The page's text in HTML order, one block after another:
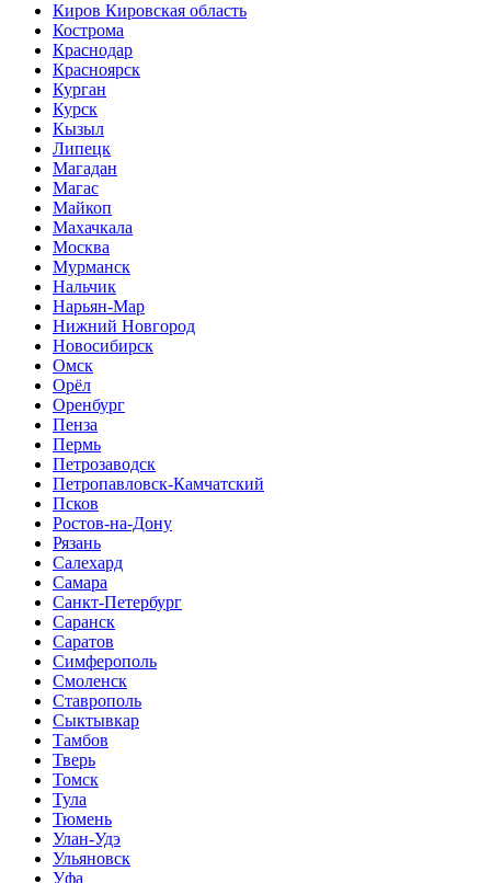
Киров Кировская область
Кострома
Краснодар
Красноярск
Курган
Курск
Кызыл
Липецк
Магадан
Магас
Майкоп
Махачкала
Москва
Мурманск
Нальчик
Нарьян-Мар
Нижний Новгород
Новосибирск
Омск
Орёл
Оренбург
Пенза
Пермь
Петрозаводск
Петропавловск-Камчатский
Псков
Ростов-на-Дону
Рязань
Салехард
Самара
Санкт-Петербург
Саранск
Саратов
Симферополь
Смоленск
Ставрополь
Сыктывкар
Тамбов
Тверь
Томск
Тула
Тюмень
Улан-Удэ
Ульяновск
Уфа